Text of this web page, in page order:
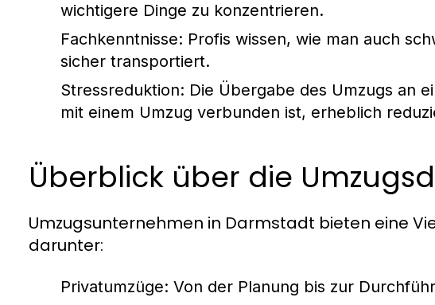
wichtigere Dinge zu konzentrieren.
Fachkenntnisse: Profis wissen, wie man auch
sicher transportiert.
Stressreduktion: Die Übergabe des Umzugs an
mit einem Umzug verbunden ist, erheblich
Überblick über die
Umzugsunternehmen in Darmstadt bieten eine
darunter:
Privatumzüge: Von der Planung bis zur